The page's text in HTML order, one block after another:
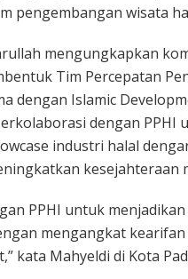
pengembangan wisata
mengungkapkan
Tim Percepatan
dengan Islamic
dengan PPHI
industri halal
kesejahteraan
PPHI untuk
mengangkat
kata Mahyeldi di Kota